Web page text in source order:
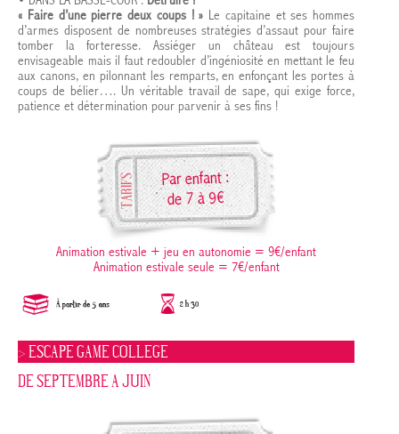
« Faire d’une pierre deux coups ! » Le capitaine et ses hommes
d’armes disposent de nombreuses stratégies d’assaut pour faire
tomber la forteresse. Assiéger un château est toujours
envisageable mais il faut redoubler d’ingéniosité en mettant le feu
aux canons, en pilonnant les remparts, en enfonçant les portes à
coups de bélier…. Un véritable travail de sape, qui exige force,
patience et détermination pour parvenir à ses fins !
Animation estivale + jeu en autonomie = 9€/enfant
Animation estivale seule = 7€/enfant
> ESCAPE GAME COLLEGE
DE SEPTEMBRE A JUIN